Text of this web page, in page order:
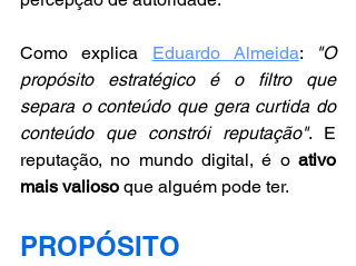
Como explica Eduardo Almeida:
"O
propósito estratégico é o filtro que
separa o conteúdo que gera curtida do
conteúdo que constrói reputação". E
reputação, no mundo digital, é o ativo
mais valioso que alguém pode ter.
PROPÓSITO